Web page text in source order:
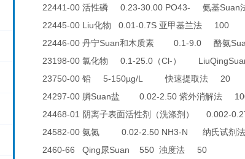
22441-00 活性磷 0.23-30.00 PO43- 氨基Suan
22445-00 Liu化物 0.01-0.7S 亚甲基兰法 100
22446-00 丹宁Suan和木质素 0.1-9.0 酪氨
23198-00 氯化物 0.1-25.0 （Cl- ）
23750-00 铅 5-150µg/L快速提取法 20
24297-00 膦Suan盐 0.02-2.50 紫外消解法
24468-01
阴离子表面活性剂（洗涤剂） 0.002-
24582-00 氨氮 0.02-2.50 NH3-N 纳氏试剂法
2460-66 Qing尿Suan 550 浊度法 50